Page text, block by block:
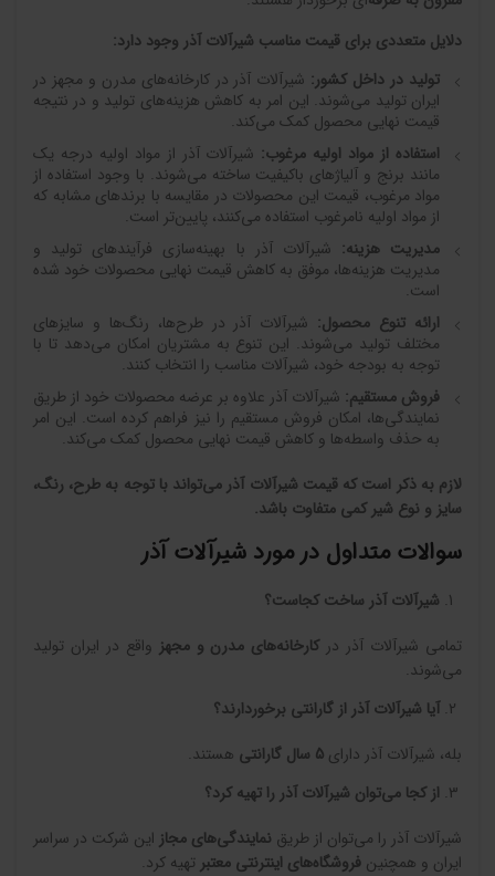
دلایل متعددی برای قیمت مناسب شیرآلات آذر وجود دارد:
تولید در داخل کشور: شیرآلات آذر در کارخانه‌های مدرن و مجهز در
ایران تولید می‌شوند. این امر به کاهش هزینه‌های تولید و در نتیجه
قیمت نهایی محصول کمک می‌کند.
استفاده از مواد اولیه مرغوب: شیرآلات آذر از مواد اولیه درجه یک
مانند برنج و آلیاژهای باکیفیت ساخته می‌شوند. با وجود استفاده از
مواد مرغوب، قیمت این محصولات در مقایسه با برندهای مشابه که
از مواد اولیه نامرغوب استفاده می‌کنند، پایین‌تر است.
مدیریت هزینه: شیرآلات آذر با بهینه‌سازی فرآیندهای تولید و
مدیریت هزینه‌ها، موفق به کاهش قیمت نهایی محصولات خود شده
است.
ارائه تنوع محصول: شیرآلات آذر در طرح‌ها، رنگ‌ها و سایزهای
مختلف تولید می‌شوند. این تنوع به مشتریان امکان می‌دهد تا با
توجه به بودجه خود، شیرآلات مناسب را انتخاب کنند.
فروش مستقیم: شیرآلات آذر علاوه بر عرضه محصولات خود از طریق
نمایندگی‌ها، امکان فروش مستقیم را نیز فراهم کرده است. این امر
به حذف واسطه‌ها و کاهش قیمت نهایی محصول کمک می‌کند.
لازم به ذکر است که قیمت شیرآلات آذر می‌تواند با توجه به طرح، رنگ،
سایز و نوع شیر کمی ‌متفاوت باشد.
سوالات متداول در مورد شیرآلات آذر
شیرآلات آذر ساخت کجاست؟
تمامی شیرآلات آذر درکارخانه‌های مدرن و مجهز واقع در ایران تولید
می‌شوند.
آیا شیرآلات آذر از گارانتی برخوردارند؟
بله، شیرآلات آذر دارای 5 سال گارانتی هستند.
از کجا می‌توان شیرآلات آذر را تهیه کرد؟
شیرآلات آذر را می‌توان از طریق نمایندگی‌های مجاز این شرکت در سراسر
ایران و همچنین فروشگاه‌های اینترنتی معتبر تهیه کرد.